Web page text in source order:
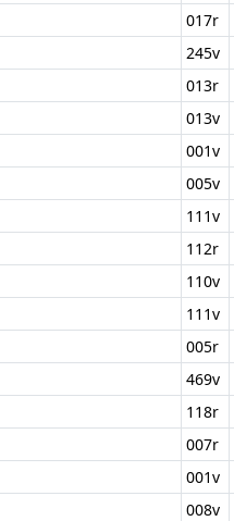
017r
245v
013r
013v
001v
005v
111v
112r
110v
111v
005r
469v
118r
007r
001v
008v